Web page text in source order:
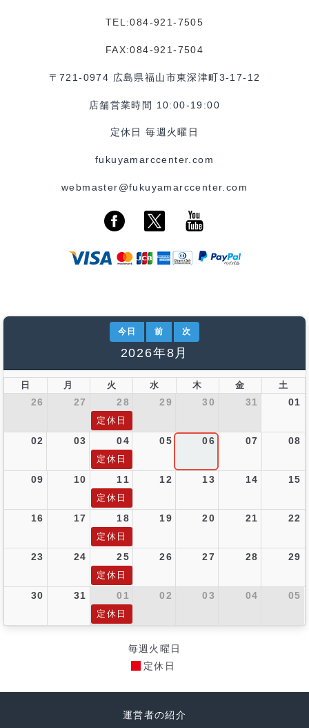
TEL:084-921-7505
FAX:084-921-7504
〒721-0974 広島県福山市東深津町3-17-12
店舗営業時間 10:00-19:00
定休日 毎週火曜日
fukuyamarccenter.com
webmaster@fukuyamarccenter.com
今日 前 次
2026年8月
日 月 火 水 木 金 土
26 27 28 29 30 31 01
定休日
02 03 04 05 06 07 08
定休日
09 10 11 12 13 14 15
定休日
16 17 18 19 20 21 22
定休日
23 24 25 26 27 28 29
定休日
30 31 01 02 03 04 05
定休日
毎週火曜日
定休日
運営者の紹介